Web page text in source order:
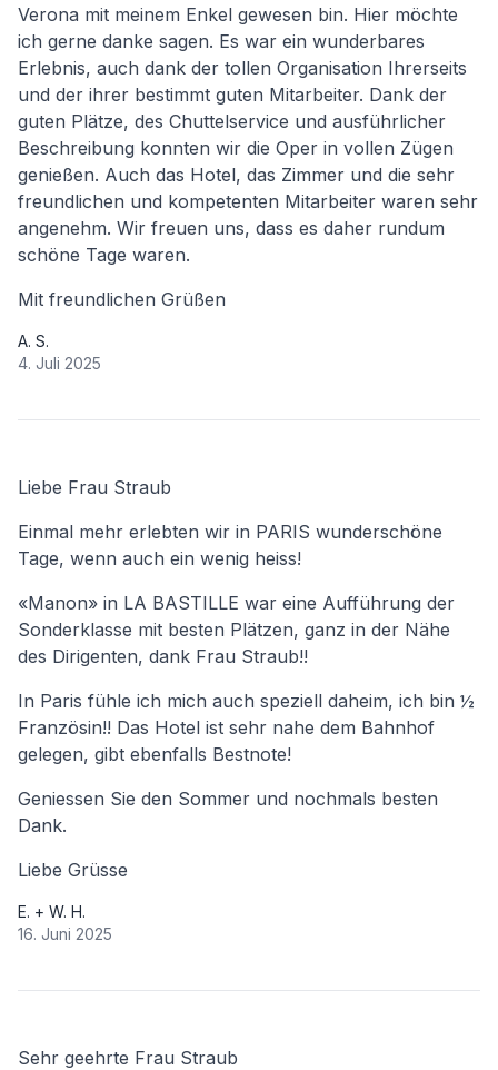
Verona mit meinem Enkel gewesen bin. Hier möchte
ich gerne danke sagen. Es war ein wunderbares
Erlebnis, auch dank der tollen Organisation Ihrerseits
und der ihrer bestimmt guten Mitarbeiter. Dank der
guten Plätze, des Chuttelservice und ausführlicher
Beschreibung konnten wir die Oper in vollen Zügen
genießen. Auch das Hotel, das Zimmer und die sehr
freundlichen und kompetenten Mitarbeiter waren sehr
angenehm. Wir freuen uns, dass es daher rundum
schöne Tage waren.
Mit freundlichen Grüßen
A. S.
4. Juli 2025
Liebe Frau Straub
Einmal mehr erlebten wir in PARIS wunderschöne
Tage, wenn auch ein wenig heiss!
«Manon» in LA BASTILLE war eine Aufführung der
Sonderklasse mit besten Plätzen, ganz in der Nähe
des Dirigenten, dank Frau Straub!!
In Paris fühle ich mich auch speziell daheim, ich bin ½
Französin!! Das Hotel ist sehr nahe dem Bahnhof
gelegen, gibt ebenfalls Bestnote!
Geniessen Sie den Sommer und nochmals besten
Dank.
Liebe Grüsse
E. + W. H.
16. Juni 2025
Sehr geehrte Frau Straub